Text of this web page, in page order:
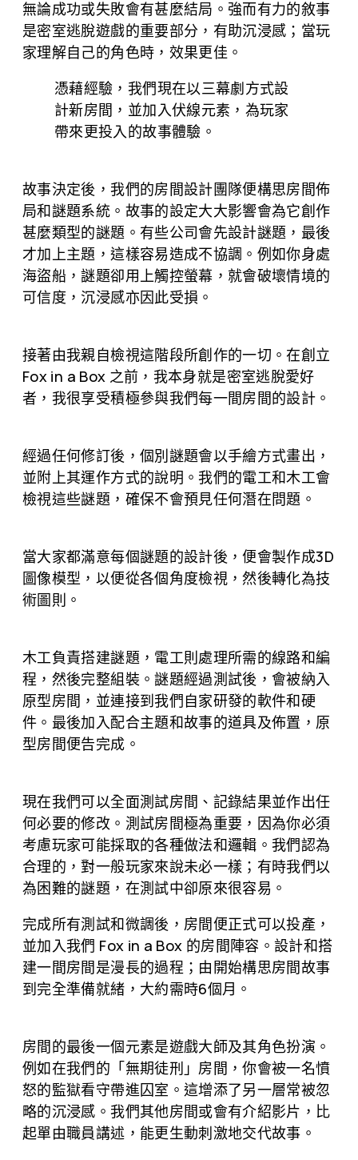
無論成功或失敗會有甚麼結局。強而有力的敘事
是密室逃脫遊戲的重要部分，有助沉浸感；當玩
家理解自己的角色時，效果更佳。
憑藉經驗，我們現在以三幕劇方式設
計新房間，並加入伏線元素，為玩家
帶來更投入的故事體驗。
故事決定後，我們的房間設計團隊便構思房間佈
局和謎題系統。故事的設定大大影響會為它創作
甚麼類型的謎題。有些公司會先設計謎題，最後
才加上主題，這樣容易造成不協調。例如你身處
海盜船，謎題卻用上觸控螢幕，就會破壞情境的
可信度，沉浸感亦因此受損。
接著由我親自檢視這階段所創作的一切。在創立
Fox in a Box 之前，我本身就是密室逃脫愛好
者，我很享受積極參與我們每一間房間的設計。
經過任何修訂後，個別謎題會以手繪方式畫出，
並附上其運作方式的說明。我們的電工和木工會
檢視這些謎題，確保不會預見任何潛在問題。
當大家都滿意每個謎題的設計後，便會製作成3D
圖像模型，以便從各個角度檢視，然後轉化為技
術圖則。
木工負責搭建謎題，電工則處理所需的線路和編
程，然後完整組裝。謎題經過測試後，會被納入
原型房間，並連接到我們自家研發的軟件和硬
件。最後加入配合主題和故事的道具及佈置，原
型房間便告完成。
現在我們可以全面測試房間、記錄結果並作出任
何必要的修改。測試房間極為重要，因為你必須
考慮玩家可能採取的各種做法和邏輯。我們認為
合理的，對一般玩家來說未必一樣；有時我們以
為困難的謎題，在測試中卻原來很容易。
完成所有測試和微調後，房間便正式可以投產，
並加入我們 Fox in a Box 的房間陣容。設計和搭
建一間房間是漫長的過程；由開始構思房間故事
到完全準備就緒，大約需時6個月。
房間的最後一個元素是遊戲大師及其角色扮演。
例如在我們的「無期徒刑」房間，你會被一名憤
怒的監獄看守帶進囚室。這增添了另一層常被忽
略的沉浸感。我們其他房間或會有介紹影片，比
起單由職員講述，能更生動刺激地交代故事。